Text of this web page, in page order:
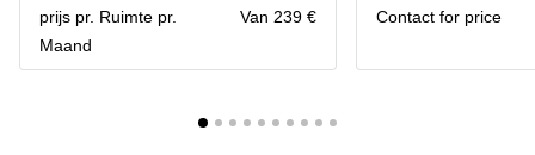
Hoofddorp
Deventer
Arnhem
prijs pr. Ruimte pr.
Maand
Van 239 €
Contact for price